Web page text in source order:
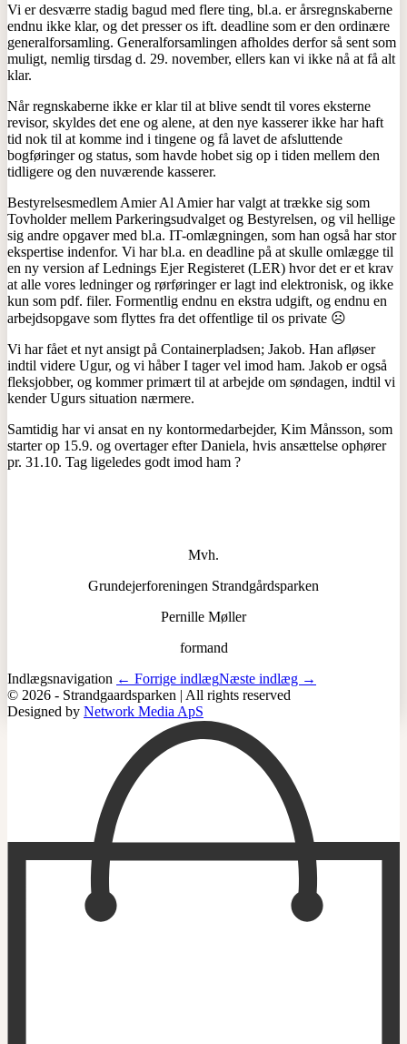
Vi er desværre stadig bagud med flere ting, bl.a. er årsregnskaberne
endnu ikke klar, og det presser os ift. deadline som er den ordinære
generalforsamling. Generalforsamlingen afholdes derfor så sent som
muligt, nemlig tirsdag d. 29. november, ellers kan vi ikke nå at få alt
klar.
Når regnskaberne ikke er klar til at blive sendt til vores eksterne
revisor, skyldes det ene og alene, at den nye kasserer ikke har haft
tid nok til at komme ind i tingene og få lavet de afsluttende
bogføringer og status, som havde hobet sig op i tiden mellem den
tidligere og den nuværende kasserer.
Bestyrelsesmedlem Amier Al Amier har valgt at trække sig som
Tovholder mellem Parkeringsudvalget og Bestyrelsen, og vil hellige
sig andre opgaver med bl.a. IT-omlægningen, som han også har stor
ekspertise indenfor. Vi har bl.a. en deadline på at skulle omlægge til
en ny version af Lednings Ejer Registeret (LER) hvor det er et krav
at alle vores ledninger og rørføringer er lagt ind elektronisk, og ikke
kun som pdf. filer. Formentlig endnu en ekstra udgift, og endnu en
arbejdsopgave som flyttes fra det offentlige til os private ☹
Vi har fået et nyt ansigt på Containerpladsen; Jakob. Han afløser
indtil videre Ugur, og vi håber I tager vel imod ham. Jakob er også
fleksjobber, og kommer primært til at arbejde om søndagen, indtil vi
kender Ugurs situation nærmere.
Samtidig har vi ansat en ny kontormedarbejder, Kim Månsson, som
starter op 15.9. og overtager efter Daniela, hvis ansættelse ophører
pr. 31.10. Tag ligeledes godt imod ham ?
Mvh.
Grundejerforeningen Strandgårdsparken
Pernille Møller
formand
Indlægsnavigation ← Forrige indlægNæste indlæg →
© 2026 - Strandgaardsparken | All rights reserved
Designed by Network Media ApS